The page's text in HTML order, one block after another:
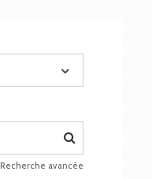
Recherche avancée